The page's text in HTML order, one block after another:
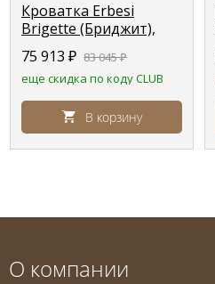
Кроватка Erbesi
Brigette (Бриджит),
ivory (слоновая кость)
75 913 ₽ 83 045₽
еще скидка по коду CLUB
В корзину
О компании